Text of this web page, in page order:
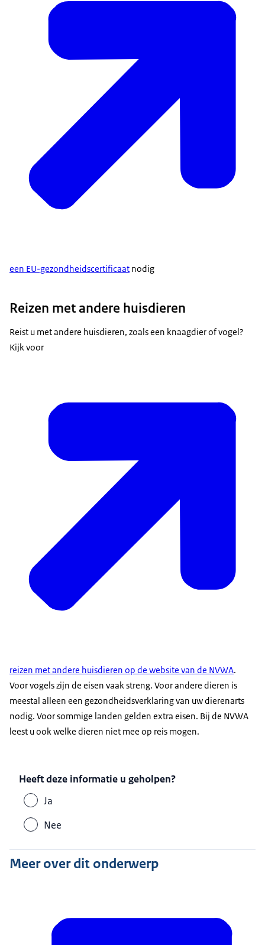
een EU-gezondheidscertificaat nodig
Reizen met andere huisdieren
Reist u met andere huisdieren, zoals een knaagdier of vogel?
Kijk voor
reizen met andere huisdieren op de website van de NVWA.
Voor vogels zijn de eisen vaak streng. Voor andere dieren is
meestal alleen een gezondheidsverklaring van uw dierenarts
nodig. Voor sommige landen gelden extra eisen. Bij de NVWA
leest u ook welke dieren niet mee op reis mogen.
Heeft deze informatie u geholpen?
Ja
Nee
Meer over dit onderwerp